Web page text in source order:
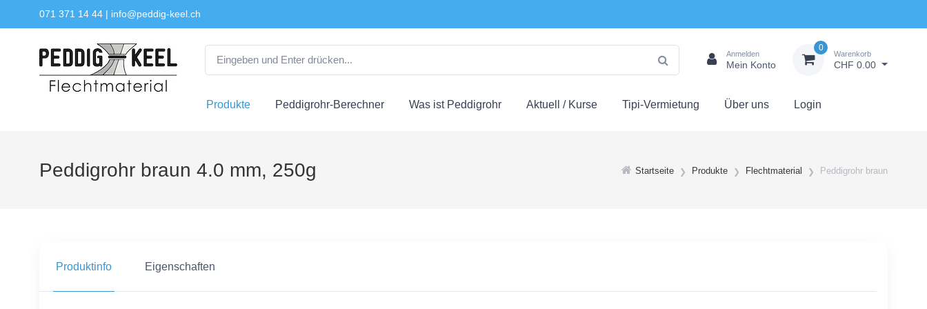
071 371 14 44 | info@peddig-keel.ch
Anmelden
Mein Konto
0
Warenkorb
CHF 0.00
Produkte Peddigrohr-Berechner Was ist Peddigrohr Aktuell / Kurse Tipi-Vermietung Über uns Login
Startseite Produkte Flechtmaterial Peddigrohr braun
Peddigrohr braun 4.0 mm, 250g
Produktinfo Eigenschaften